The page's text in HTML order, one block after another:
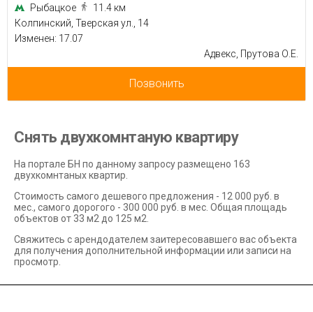
Рыбацкое
11.4 км
Колпинский, Тверская ул., 14
Изменен: 17.07
Адвекс, Прутова О.Е.
Позвонить
Снять двухкомнтаную квартиру
На портале БН по данному запросу размещено 163
двухкомнтаных квартир.
Стоимость самого дешевого предложения - 12 000 руб. в
мес., самого дорогого - 300 000 руб. в мес. Общая площадь
объектов от 33 м2 до 125 м2.
Свяжитесь с арендодателем заитересовавшего вас объекта
для получения дополнительной информации или записи на
просмотр.